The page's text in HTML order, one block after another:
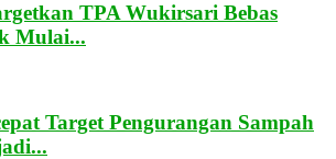
TPA Wukirsari Bebas
Mulai...
Target Pengurangan Sampah